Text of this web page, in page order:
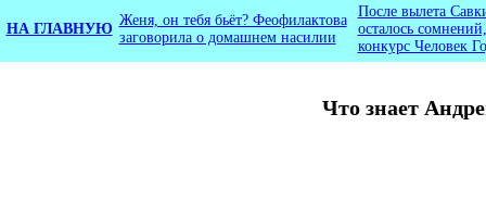
Что знает
НА ГЛАВНУЮ
Женя, он тебя бьёт? Феофилактова
заговорила о домашнем насилии
После вылета
осталось
конкурс Человек